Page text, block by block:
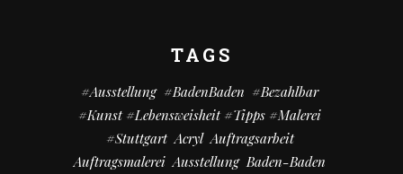
TAGS
#Ausstellung #BadenBaden #bezahlbar
#kunst #Lebensweisheit #Tipps #Malerei
#Stuttgart Acryl Auftragsarbeit
Auftragsmalerei Ausstellung Baden-Baden